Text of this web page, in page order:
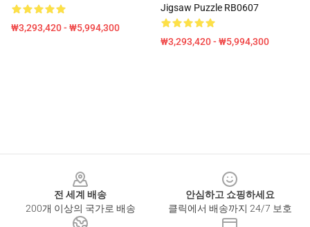
₩3,293,420 - ₩5,994,300
Jigsaw Puzzle RB0607
₩3,293,420 - ₩5,994,300
전 세계 배송
200개 이상의 국가로 배송
안심하고 쇼핑하세요
클릭에서 배송까지 24/7 보호